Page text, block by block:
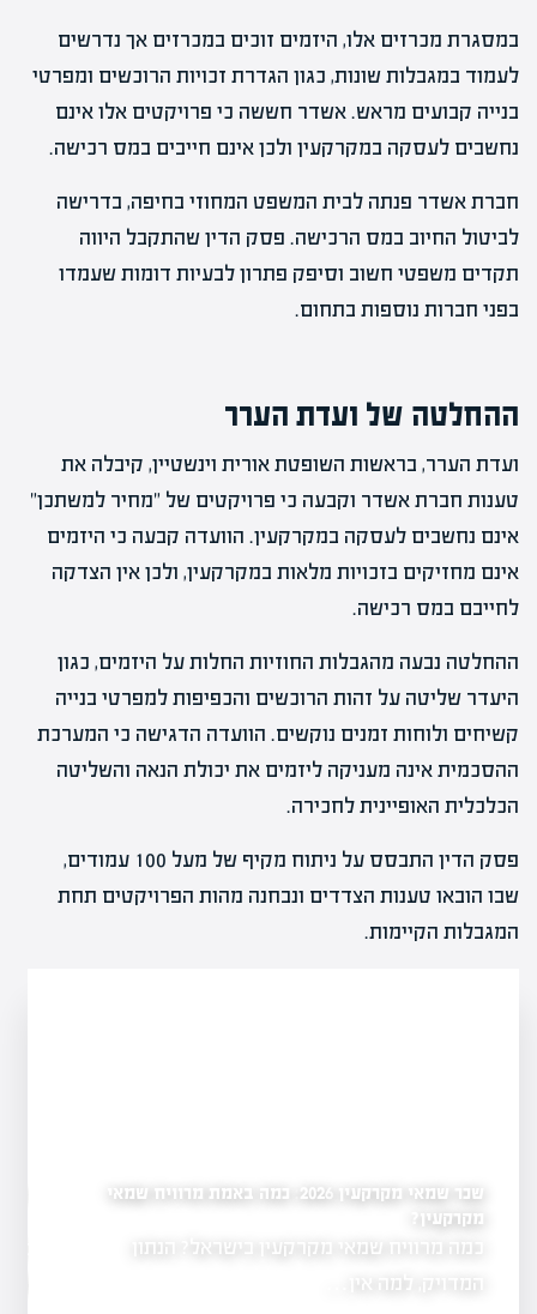
במסגרת מכרזים אלו, היזמים זוכים במכרזים אך נדרשים
לעמוד במגבלות שונות, כגון הגדרת זכויות הרוכשים ומפרטי
בנייה קבועים מראש. אשדר חששה כי פרויקטים אלו אינם
נחשבים לעסקה במקרקעין ולכן אינם חייבים במס רכישה.
חברת אשדר פנתה לבית המשפט המחוזי בחיפה, בדרישה
לביטול החיוב במס הרכישה. פסק הדין שהתקבל היווה
תקדים משפטי חשוב וסיפק פתרון לבעיות דומות שעמדו
בפני חברות נוספות בתחום.
ההחלטה של ועדת הערר
ועדת הערר, בראשות השופטת אורית וינשטיין, קיבלה את
טענות חברת אשדר וקבעה כי פרויקטים של "מחיר למשתכן"
אינם נחשבים לעסקה במקרקעין. הוועדה קבעה כי היזמים
אינם מחזיקים בזכויות מלאות במקרקעין, ולכן אין הצדקה
לחייבם במס רכישה.
ההחלטה נבעה מהגבלות החוזיות החלות על היזמים, כגון
היעדר שליטה על זהות הרוכשים והכפיפות למפרטי בנייה
קשיחים ולוחות זמנים נוקשים. הוועדה הדגישה כי המערכת
ההסכמית אינה מעניקה ליזמים את יכולת הנאה והשליטה
הכלכלית האופיינית לחכירה.
פסק הדין התבסס על ניתוח מקיף של מעל 100 עמודים,
שבו הובאו טענות הצדדים ונבחנה מהות הפרויקטים תחת
המגבלות הקיימות.
מקרקעין לשנת
למועד
שכר שמאי מקרקעין 2026: כמה באמת מרוויח שמאי
מקרקעין?
כמה מרוויח שמאי מקרקעין בישראל? הנתון
המדויק, למה אין…
כמה שמאי מקרקעין יש